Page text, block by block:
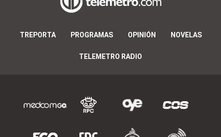
TREPORTA PROGRAMAS OPINIÓN NOVELAS
TELEMETRO RADIO